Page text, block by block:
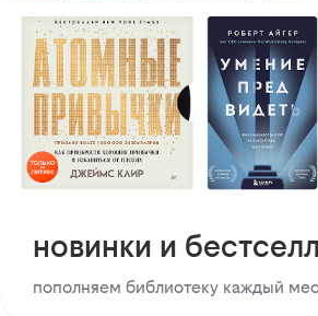
новинки и
пополняем библиотеку каждый